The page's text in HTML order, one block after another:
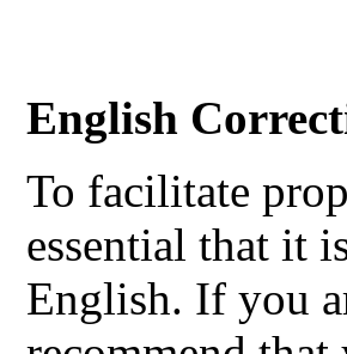
English
To facilitate
essential that it
English. If you